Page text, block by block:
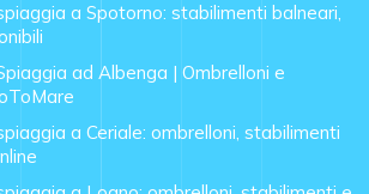
a Spotorno: stabilimenti balneari,
ad Albenga | Ombrelloni e
a Ceriale: ombrelloni, stabilimenti